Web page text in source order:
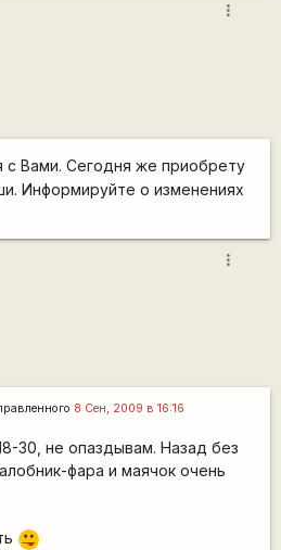
more_vert
с Вами. Сегодня же приобрету
Информируйте о изменениях
more_vert
8 Сен, 2009 в 16:16
30, не опаздывам. Назад без
фара и маячок очень
:P